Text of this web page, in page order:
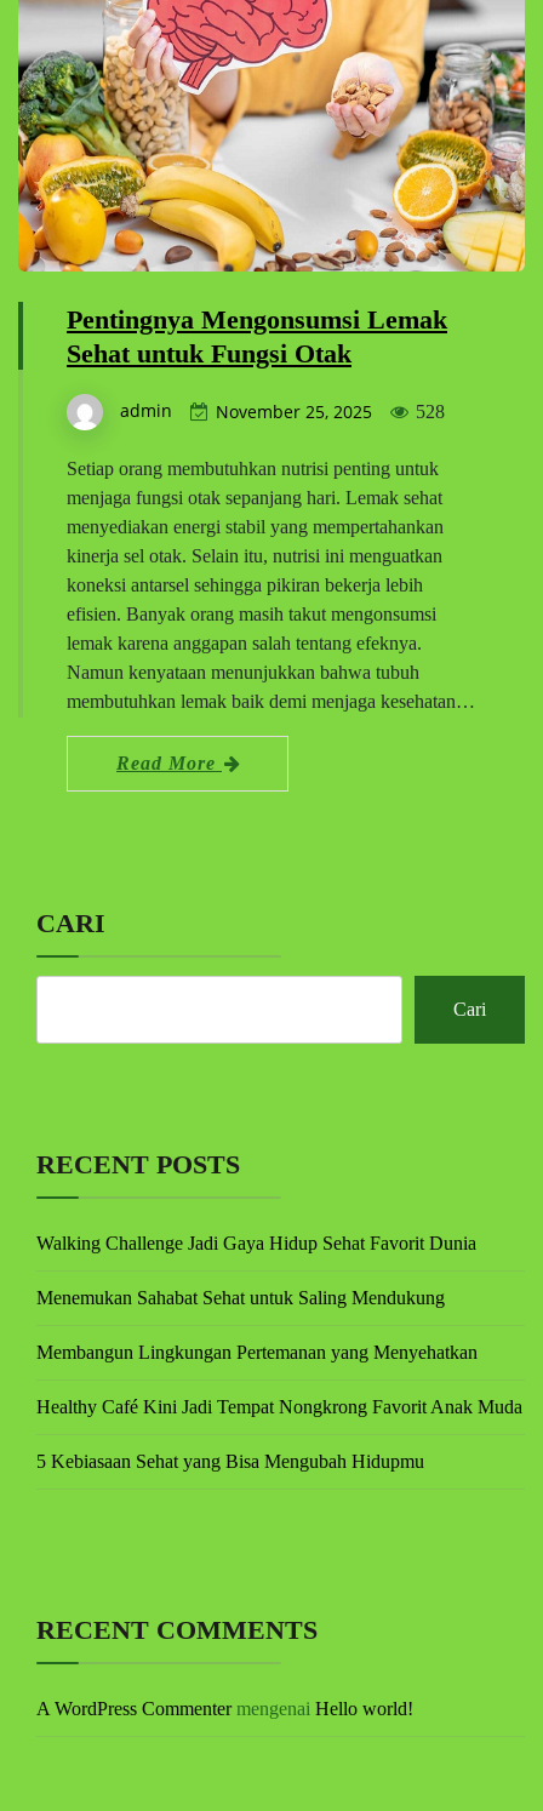
Pentingnya Mengonsumsi Lemak
Sehat untuk Fungsi Otak
admin November 25, 2025 528
Setiap orang membutuhkan nutrisi penting untuk
menjaga fungsi otak sepanjang hari. Lemak sehat
menyediakan energi stabil yang mempertahankan
kinerja sel otak. Selain itu, nutrisi ini menguatkan
koneksi antarsel sehingga pikiran bekerja lebih
efisien. Banyak orang masih takut mengonsumsi
lemak karena anggapan salah tentang efeknya.
Namun kenyataan menunjukkan bahwa tubuh
membutuhkan lemak baik demi menjaga kesehatan…
Read More
CARI
Cari
RECENT POSTS
Walking Challenge Jadi Gaya Hidup Sehat Favorit Dunia
Menemukan Sahabat Sehat untuk Saling Mendukung
Membangun Lingkungan Pertemanan yang Menyehatkan
Healthy Café Kini Jadi Tempat Nongkrong Favorit Anak Muda
5 Kebiasaan Sehat yang Bisa Mengubah Hidupmu
RECENT COMMENTS
A WordPress Commentermengenai Hello world!